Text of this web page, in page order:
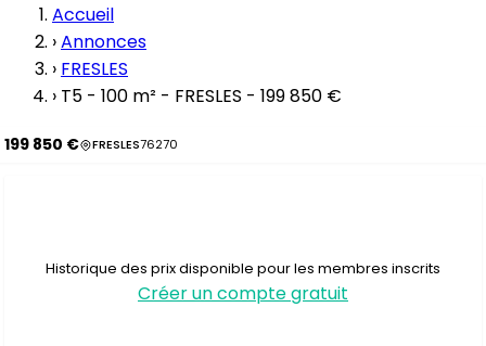
Accueil
›Annonces
› FRESLES
› T5 - 100 m² - FRESLES - 199 850 €
199 850 € FRESLES76270
Historique des prix disponible pour les membres inscrits
Créer un compte gratuit